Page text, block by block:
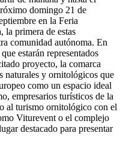
domingo 21 de
en la Feria
la primera de estas
comunidad autónoma. En
estarán representados
proyecto, la comarca
naturales y ornitológicos que
como un espacio ideal
empresarios turísticos de la
al turismo ornitológico con el
Viturevent o el complejo
destacado para presentar